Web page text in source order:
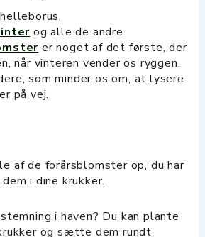
helleborus,
og alle de andre
er noget af det første, der
når vinteren vender os ryggen.
som minder os om, at lysere
på vej.
af de forårsblomster op, du har
i dine krukker.
i haven? Du kan plante
og sætte dem rundt